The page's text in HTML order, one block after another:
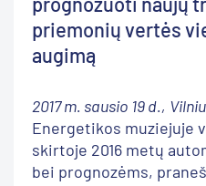
priemonių vertės
augimą
2017 m. sausio 19 d.,
Energetikos muziejuje
skirtoje 2016 metų
bei prognozėms,